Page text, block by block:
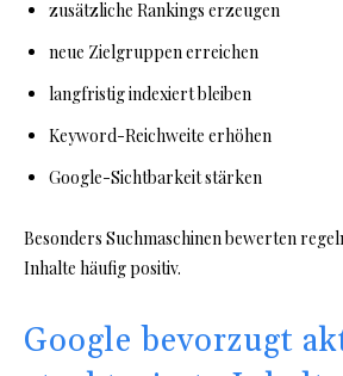
zusätzliche Rankings erzeugen
neue Zielgruppen erreichen
langfristig indexiert bleiben
Keyword-Reichweite erhöhen
Google-Sichtbarkeit stärken
Besonders Suchmaschinen bewerten
Inhalte häufig positiv.
Google bevorzugt